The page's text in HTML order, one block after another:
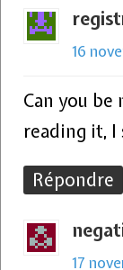
16
Can you
reading it, I
Répondre
17